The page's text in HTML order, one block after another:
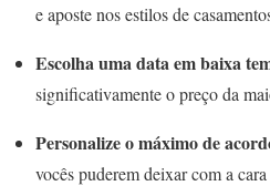
e aposte nos estilos de
Escolha uma data em baixa
significativamente o preço da
Personalize o máximo de
vocês puderem deixar com a